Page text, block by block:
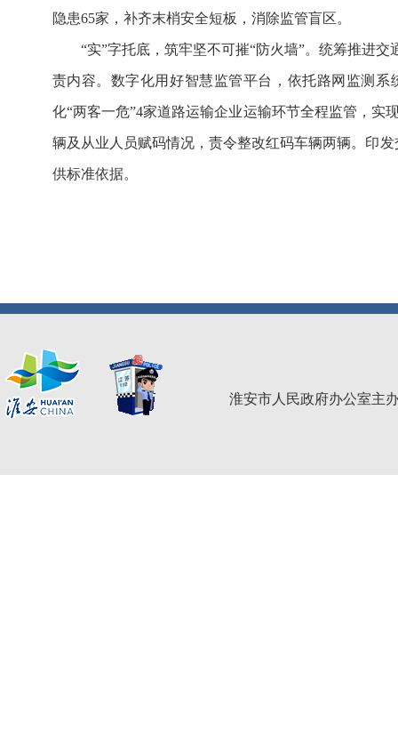
隐患65家，补齐末梢安全短板，消除监管盲区。
“实”字托底，筑牢坚不可摧“防火墙”。统筹推进
责内容。数字化用好智慧监管平台，依托路网监测
化“两客一危”4家道路运输企业运输环节全程监管，
辆及从业人员赋码情况，责令整改红码车辆两辆。印
供标准依据。
淮安市人民政府办公室主